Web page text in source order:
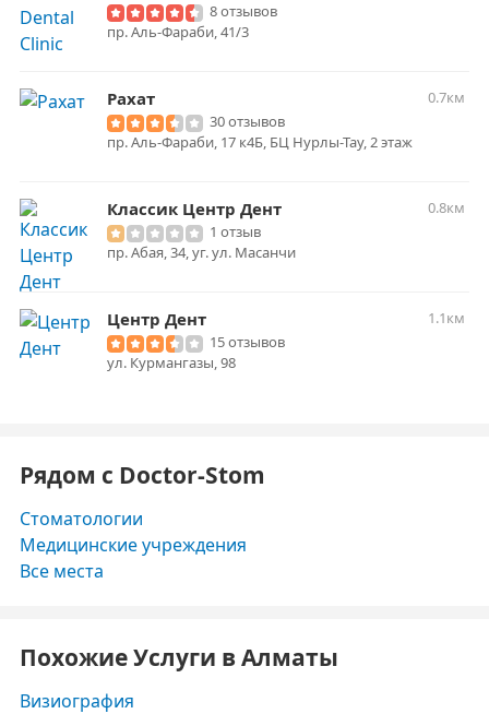
8 отзывов
пр. Аль-Фараби, 41/3
Рахат
0.7км
30 отзывов
пр. Аль-Фараби, 17 к4Б, БЦ Нурлы-Тау, 2 этаж
Классик Центр Дент
0.8км
1 отзыв
пр. Абая, 34, уг. ул. Масанчи
Центр Дент
1.1км
15 отзывов
ул. Курмангазы, 98
Рядом с Doctor-Stom
Стоматологии
Медицинские учреждения
Все места
Похожие Услуги в Алматы
Визиография